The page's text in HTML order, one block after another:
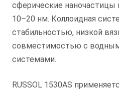
сферические
10–20 нм. Коллоидная
стабильностью, низкой
совместимостью с
системами.
RUSSOL 1530AS